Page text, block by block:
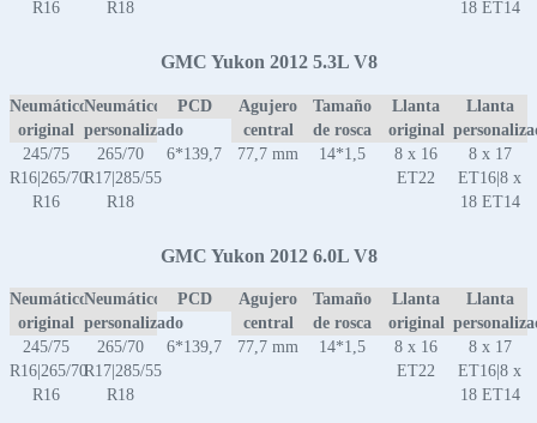
R16
R18
18 ET14
GMC Yukon 2012 5.3L V8
Neumático
original
Neumático
personalizado
PCD
Agujero
central
Tamaño
de rosca
Llanta
original
Llanta
245/75
R16|265/70
R16
265/70
R17|285/55
R18
6*139,7 77,7 mm 14*1,5
8 x 16
ET22
8 x 17
ET16|8 x
18 ET14
GMC Yukon 2012 6.0L V8
Neumático
original
Neumático
personalizado
PCD
Agujero
central
Tamaño
de rosca
Llanta
original
Llanta
245/75
R16|265/70
R16
265/70
R17|285/55
R18
6*139,7 77,7 mm 14*1,5
8 x 16
ET22
8 x 17
ET16|8 x
18 ET14